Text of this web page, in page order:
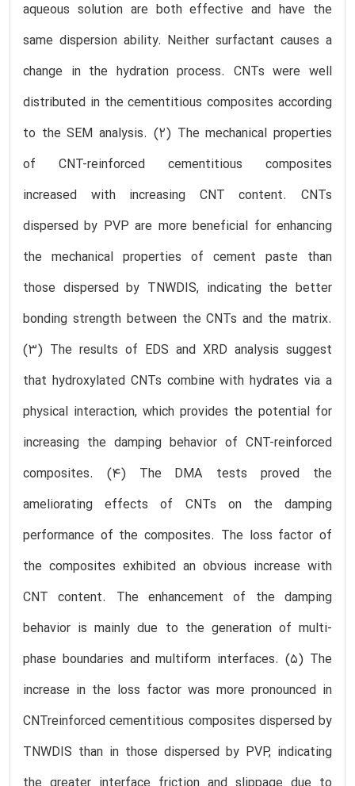
aqueous solution are both effective and have the
same dispersion ability. Neither surfactant causes a
change in the hydration process. CNTs were well
distributed in the cementitious composites according
to the SEM analysis. (2) The mechanical properties
of CNT-reinforced cementitious composites
increased with increasing CNT content. CNTs
dispersed by PVP are more beneficial for enhancing
the mechanical properties of cement paste than
those dispersed by TNWDIS, indicating the better
bonding strength between the CNTs and the matrix.
(3) The results of EDS and XRD analysis suggest
that hydroxylated CNTs combine with hydrates via a
physical interaction, which provides the potential for
increasing the damping behavior of CNT-reinforced
composites. (4) The DMA tests proved the
ameliorating effects of CNTs on the damping
performance of the composites. The loss factor of
the composites exhibited an obvious increase with
CNT content. The enhancement of the damping
behavior is mainly due to the generation of multi-
phase boundaries and multiform interfaces. (5) The
increase in the loss factor was more pronounced in
CNTreinforced cementitious composites dispersed by
TNWDIS than in those dispersed by PVP, indicating